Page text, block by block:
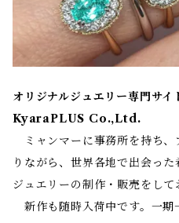
オリジナルジュエリー専門サイ
KyaraPLUS Co.,Ltd.
ミャンマーに事務所を持ち、
りながら、世界各地で出会っ
ジュエリーの制作・販売をして
新作も随時入荷中です。一期